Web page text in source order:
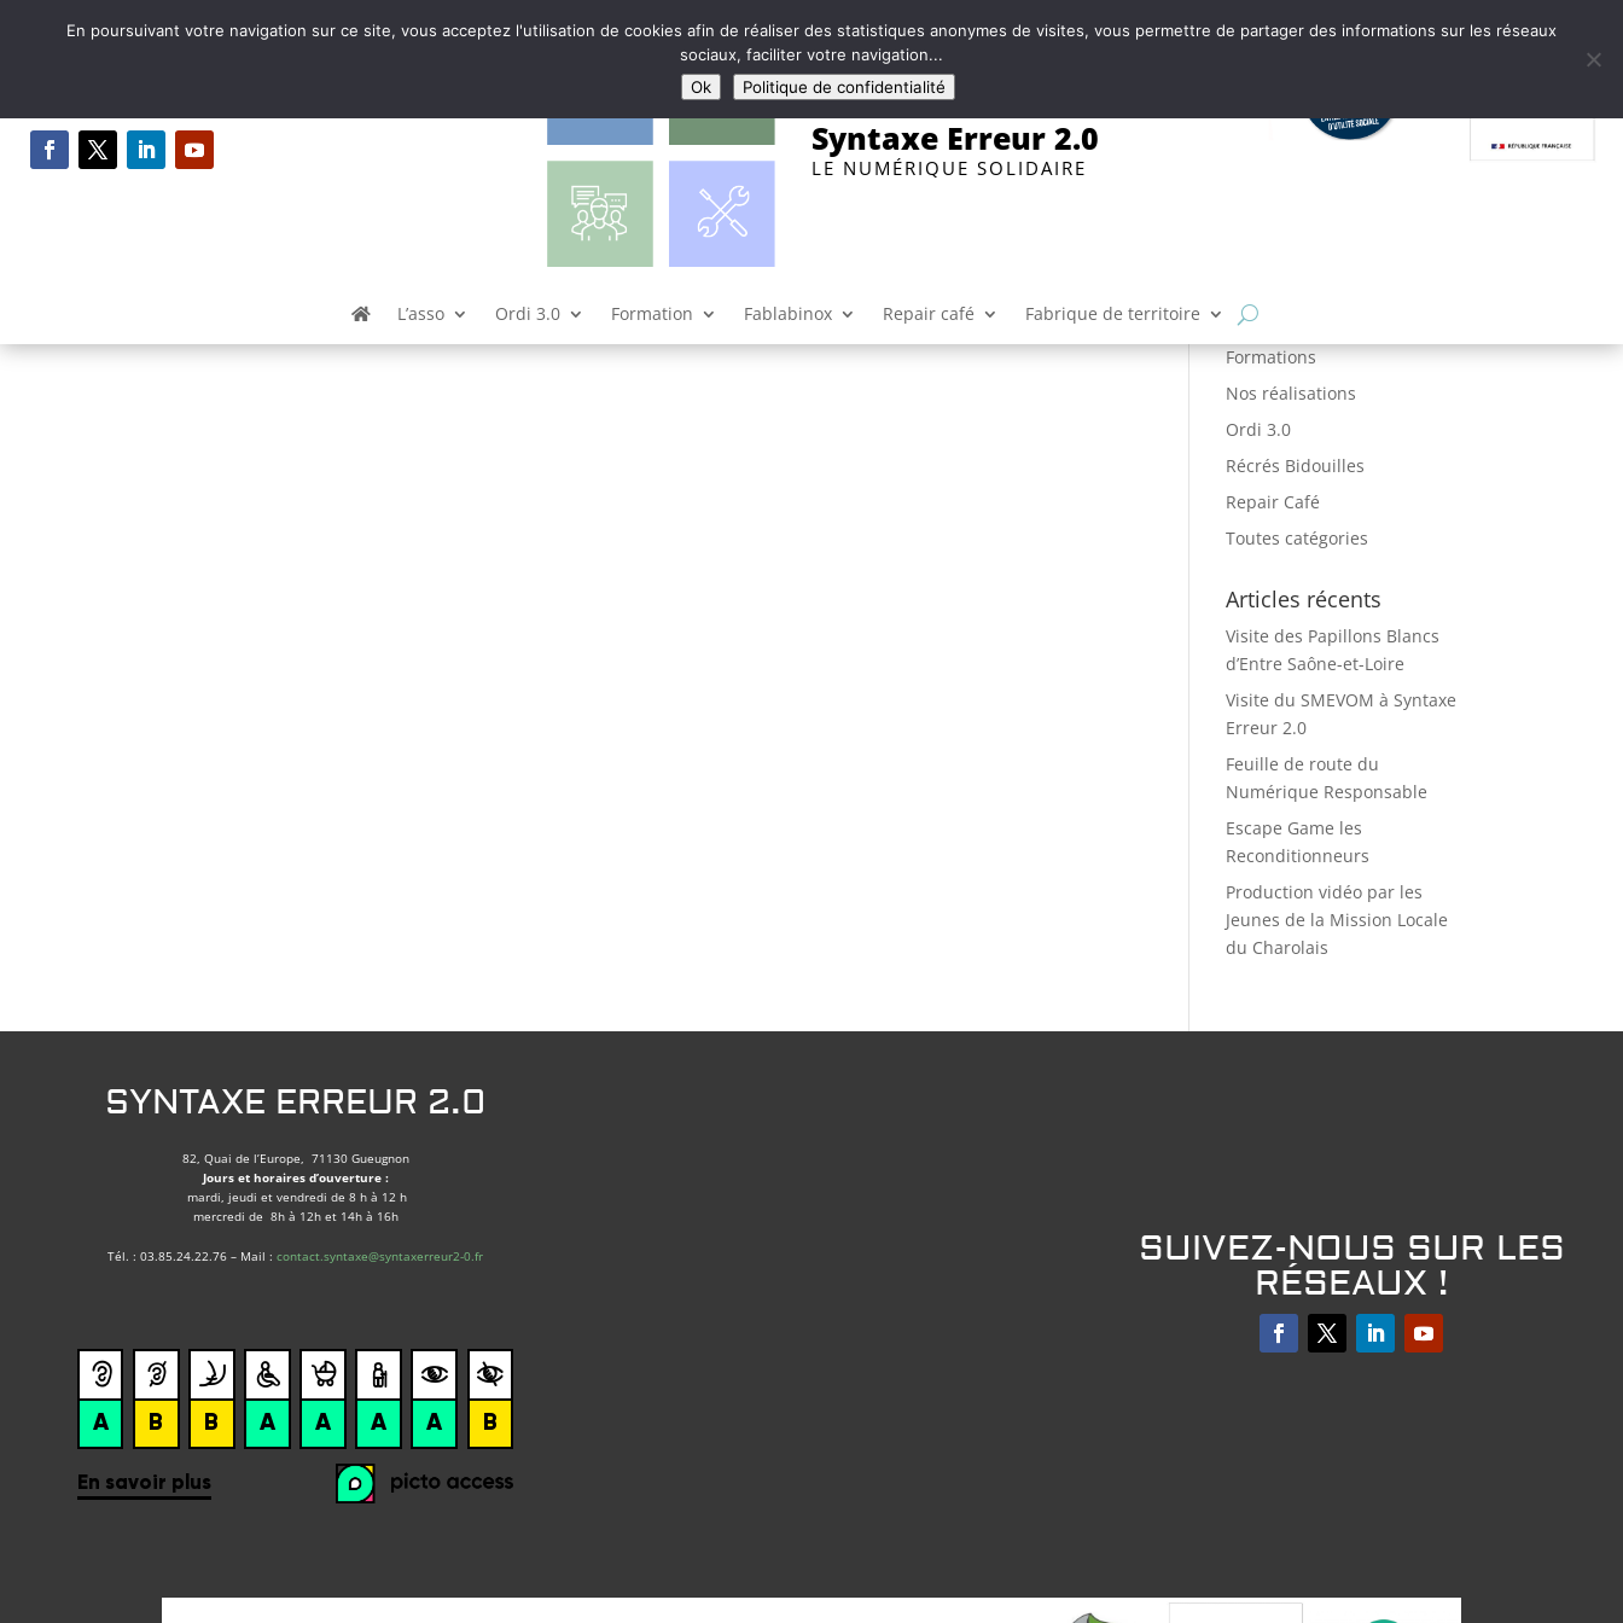
Syntaxe Erreur 2.0
LE NUMÉRIQUE SOLIDAIRE
L’asso Ordi 3.0 Formation Fablabinox Repair café Fabrique de territoire
Fabrique de Territoire
Formations
Nos réalisations
Ordi 3.0
Récrés Bidouilles
Repair Café
Toutes catégories
Articles récents
Visite des Papillons Blancs
d’Entre Saône-et-Loire
Visite du SMEVOM à Syntaxe
Erreur 2.0
Feuille de route du
Numérique Responsable
Escape Game les
Reconditionneurs
Production vidéo par les
Jeunes de la Mission Locale
du Charolais
SYNTAXE ERREUR 2.0
82, Quai de l’Europe, 71130 Gueugnon
Jours et horaires d’ouverture :
mardi, jeudi et vendredi de 8 h à 12 h
mercredi de 8h à 12h et 14h à 16h
Tél. : 03.85.24.22.76 – Mail :contact.syntaxe@syntaxerreur2-0.fr
SUIVEZ-NOUS SUR LES
RÉSEAUX !
En poursuivant votre navigation sur ce site, vous acceptez l'utilisation de cookies afin de réaliser des statistiques anonymes de visites, vous permettre de partager des informations sur les réseaux
sociaux, faciliter votre navigation...
Ok
Politique de confidentialité